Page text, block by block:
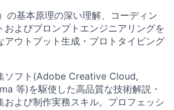
の基本原理の深い理解、コーディン
およびプロンプトエンジニアリングを
アウトプット生成・プロトタイピング
ソフト(Adobe Creative Cloud,
等)を駆使した高品質な技術解説・
および制作実務スキル。プロフェッシ